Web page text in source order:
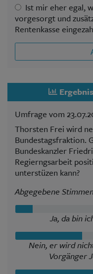
Ist mir eher egal,
vorgesorgt und
Rentenkasse
Umfrage vom
Thorsten Frei wird
Bundestagsfraktion.
Bundeskanzler
Regierngsarbeit
unterstüzen kann?
Abgegebene
Ja, da bin
Nein, er wird
Vorgänger